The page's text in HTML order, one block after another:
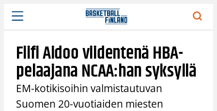
Siirry
sisältöön
Fiifi Aidoo viidentenä HBA-
pelaajana NCAA:han syksyllä
EM-kotikisoihin valmistautuvan
Suomen 20-vuotiaiden miesten